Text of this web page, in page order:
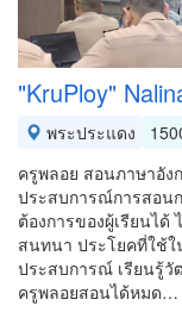
"KruPloy"
พระประแดง
ครูพลอย สอนภาษาอั
ประสบการณ์การสอน
ต้องการของผู้เรียนไ
สนทนา ประโยคที่ใช้ใ
ประสบการณ์ เรียนรู้วั
ครูพลอยสอนได้หมด…